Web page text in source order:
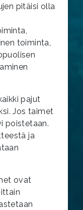
pitäisi olla
toiminta,
pajut
Jos taimet
poistetaan.
ja
ovat